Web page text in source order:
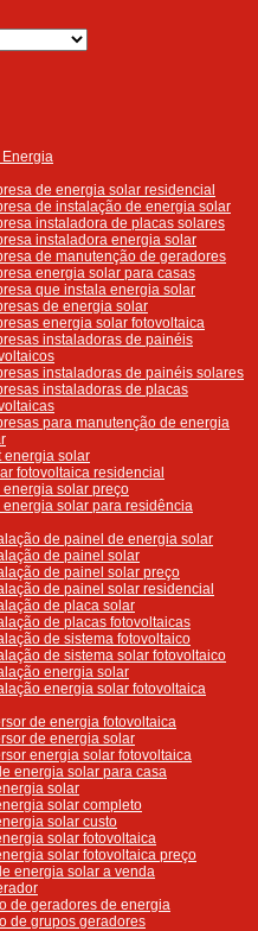
Energia
de energia solar residencial
de instalação de energia solar
instaladora de placas solares
instaladora energia solar
de manutenção de geradores
energia solar para casas
que instala energia solar
de energia solar
energia solar fotovoltaica
instaladoras de painéis
instaladoras de painéis solares
instaladoras de placas
para manutenção de energia
energia solar
fotovoltaica residencial
energia solar preço
energia solar para residência
de painel de energia solar
de painel solar
de painel solar preço
de painel solar residencial
de placa solar
de placas fotovoltaicas
de sistema fotovoltaico
de sistema solar fotovoltaico
energia solar
energia solar fotovoltaica
de energia fotovoltaica
de energia solar
energia solar fotovoltaica
energia solar para casa
solar
solar completo
solar custo
solar fotovoltaica
solar fotovoltaica preço
energia solar a venda
de geradores de energia
de grupos geradores